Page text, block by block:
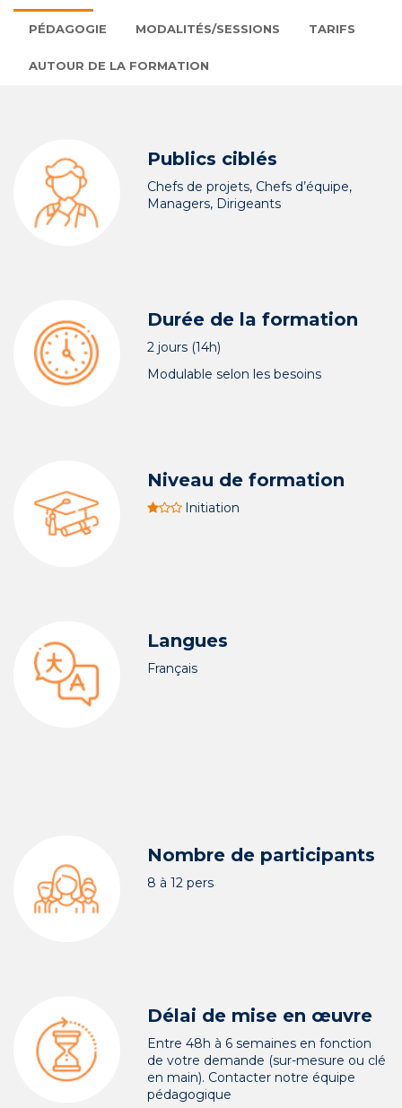
PÉDAGOGIE MODALITÉS/SESSIONS TARIFS
AUTOUR DE LA FORMATION
Publics ciblés
Chefs de projets, Chefs d’équipe,
Managers, Dirigeants
Durée de la formation
2 jours (14h)
Modulable selon les besoins
Niveau de formation
Initiation
Langues
Français
Nombre de participants
8 à 12 pers
Délai de mise en œuvre
Entre 48h à 6 semaines en fonction
de votre demande (sur-mesure ou clé
en main). Contacter notre équipe
pédagogique